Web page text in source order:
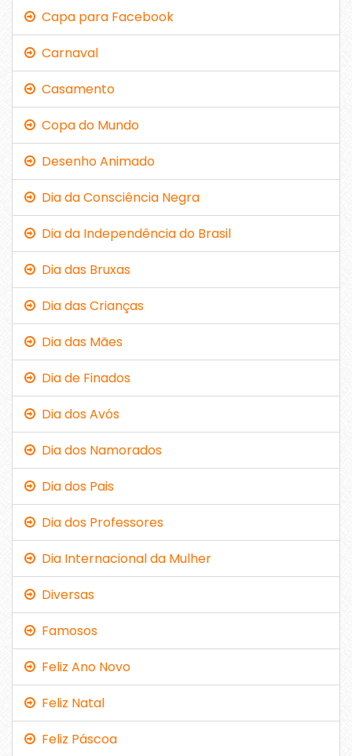
Capa para Facebook
Carnaval
Casamento
Copa do Mundo
Desenho Animado
Dia da Consciência Negra
Dia da Independência do Brasil
Dia das Bruxas
Dia das Crianças
Dia das Mães
Dia de Finados
Dia dos Avós
Dia dos Namorados
Dia dos Pais
Dia dos Professores
Dia Internacional da Mulher
Diversas
Famosos
Feliz Ano Novo
Feliz Natal
Feliz Páscoa